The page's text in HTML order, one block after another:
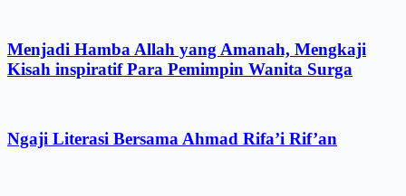
Menjadi Hamba Allah yang Amanah, Mengkaji
Kisah inspiratif Para Pemimpin Wanita Surga
Ngaji Literasi Bersama Ahmad Rifa’i Rif’an